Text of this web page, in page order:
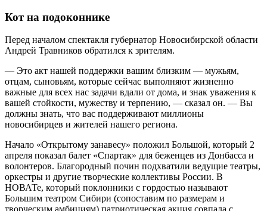
Кот на подоконнике
Перед началом спектакля губернатор Новосибирской области
Андрей Травников обратился к зрителям.
— Это акт нашей поддержки вашим близким — мужьям,
отцам, сыновьям, которые сейчас выполняют жизненно
важные для всех нас задачи вдали от дома, и знак уважения к
вашей стойкости, мужеству и терпению, — сказал он. — Вы
должны знать, что вас поддерживают миллионы
новосибирцев и жителей нашего региона.
Начало «Открытому занавесу» положил Большой, который 2
апреля показал балет «Спартак» для беженцев из Донбасса и
волонтеров. Благородный почин подхватили ведущие театры,
оркестры и другие творческие коллективы России. В
НОВАТе, который поклонники с гордостью называют
Большим театром Сибири (сопоставим по размерам и